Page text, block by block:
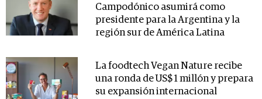
Campodónico asumirá como
presidente para la Argentina y la
región sur de América Latina
La foodtech Vegan Nature recibe
una ronda de US$ 1 millón y prepara
su expansión internacional